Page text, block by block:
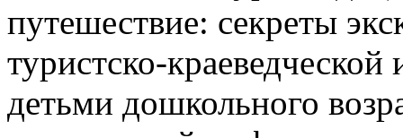
путешествие: секреты
туристско-
детьми дошкольного